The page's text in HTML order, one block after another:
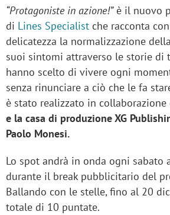
“Protagoniste in azione!”è il nuovo
di Lines Specialist che racconta
delicatezza la normalizzazione
suoi sintomi attraverso le storie di
hanno scelto di vivere ogni
senza rinunciare a ciò che le fa
è stato realizzato in collaborazione
e la casa di produzione XG
Paolo Monesi.
Lo spot andrà in onda ogni sabato
durante il break pubblicitario del
Ballando con le stelle, fino al 20
totale di 10 puntate.